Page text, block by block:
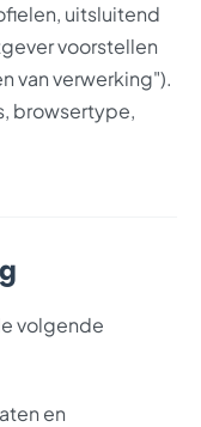
uitsluitend
voorstellen
van verwerking").
browsertype,
volgende
en